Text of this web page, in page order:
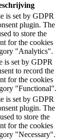
is set by GDPR
plugin. The
to store the
for the cookies
"Analytics".
is set by GDPR
to record the
for the cookies
"Functional".
is set by GDPR
plugin. The
to store the
for the cookies
"Necessary".